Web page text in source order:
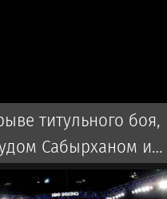
титульного боя,
Сабырханом и